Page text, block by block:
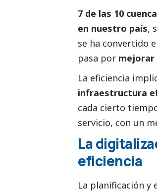
7 de las 10
en nuestro país,
se ha convertido
pasa por mejorar
La eficiencia
infraestructura
cada cierto
servicio, con un
La
eficiencia
La planificación y